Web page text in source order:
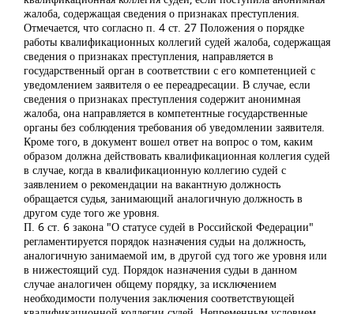
жалоба, содержащая сведения о признаках преступления.
Отмечается, что согласно п. 4 ст. 27 Положения о порядке
работы квалификационных коллегий судей жалоба, содержащая
сведения о признаках преступления, направляется в
государственный орган в соответствии с его компетенцией с
уведомлением заявителя о ее переадресации. В случае, если
сведения о признаках преступления содержит анонимная
жалоба, она направляется в компетентные государственные
органы без соблюдения требования об уведомлении заявителя.
Кроме того, в документ вошел ответ на вопрос о том, каким
образом должна действовать квалификационная коллегия судей
в случае, когда в квалификационную коллегию судей с
заявлением о рекомендации на вакантную должность
обращается судья, занимающий аналогичную должность в
другом суде того же уровня.
П. 6 ст. 6 закона "О статусе судей в Российской Федерации"
регламентируется порядок назначения судьи на должность,
аналогичную занимаемой им, в другой суд того же уровня или
в нижестоящий суд. Порядок назначения судьи в данном
случае аналогичен общему порядку, за исключением
необходимости получения заключения соответствующей